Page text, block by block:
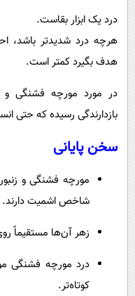
درد یک ابزار بقاست.
هرچه درد شدیدتر باشد،
هدف بگیرد کمتر است.
در مورد مورچه فشنگی و
بازدارندگی رسیده که حتی
سخن پایانی
مورچه فشنگی و زنبور
شاخص اشمیت دارند.
زهر آن‌ها مستقیماً
درد مورچه فشنگی
کوتاه‌تر.